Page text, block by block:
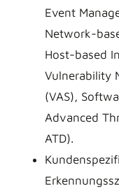
Event
Network-
Host-based
Vulnerability
(VAS),
Advanced
ATD).